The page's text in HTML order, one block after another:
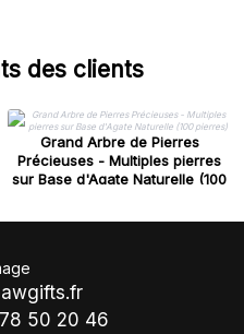
des clients
Grand Arbre de Pierres
Précieuses - Multiples pierres
sur Base d'Agate Naturelle (100
50 20 46